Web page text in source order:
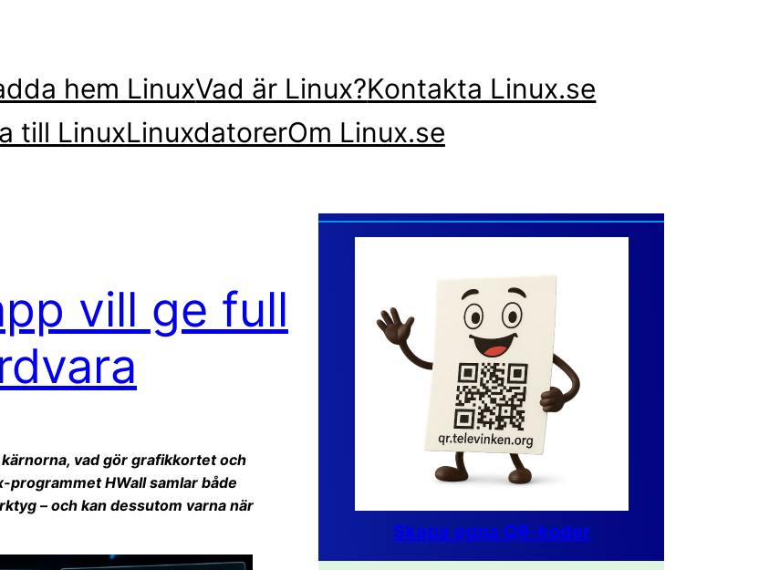
hem LinuxVad är Linux?Kontakta Linux.se
till LinuxLinuxdatorerOm Linux.se
vill ge full
vad gör grafikkortet och
programmet HWall samlar både
– och kan dessutom varna när
Skapa egna QR-koder